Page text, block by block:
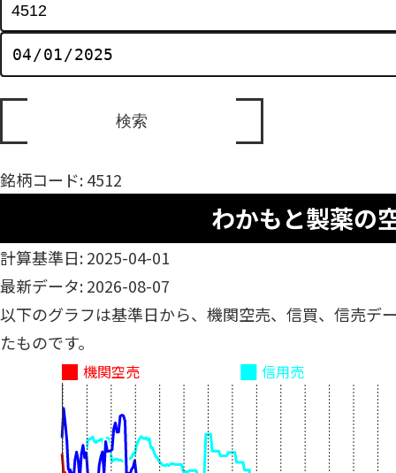
銘柄コード: 4512
わかもと製薬の
計算基準日: 2025-04-01
最新データ: 2026-08-07
以下のグラフは基準日から、機関空売、信買、信売デ
たものです。
機関空売 信用売